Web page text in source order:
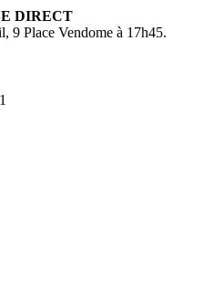
DIRECT
9 Place Vendome à 17h45.